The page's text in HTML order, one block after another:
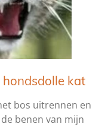
hondsdolle kat
bos uitrennen en
benen van mijn